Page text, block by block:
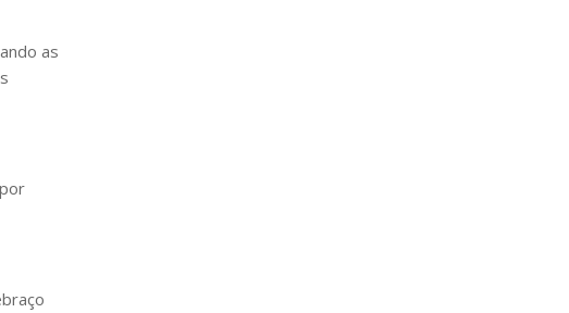
as